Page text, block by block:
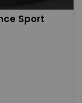
Sport